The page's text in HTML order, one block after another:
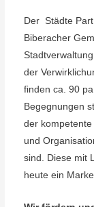
Der Städte
Biberacher
der
finden ca. 90
Begegnungen
der
und
sind. Diese mit
heute ein